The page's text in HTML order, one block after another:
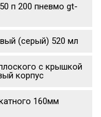
п 200 пневмо gt-
(серый) 520 мл
с крышкой
корпус
160мм